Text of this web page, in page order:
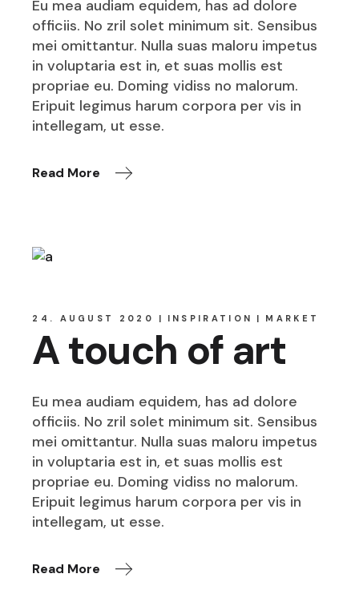
Eu mea audiam equidem, has ad dolore
officiis. No zril solet minimum sit. Sensibus
mei omittantur. Nulla suas maloru impetus
in voluptaria est in, et suas mollis est
propriae eu. Doming vidiss no malorum.
Eripuit legimus harum corpora per vis in
intellegam, ut esse.
Read More
24. AUGUST 2020 INSPIRATION MARKET
A touch of art
Eu mea audiam equidem, has ad dolore
officiis. No zril solet minimum sit. Sensibus
mei omittantur. Nulla suas maloru impetus
in voluptaria est in, et suas mollis est
propriae eu. Doming vidiss no malorum.
Eripuit legimus harum corpora per vis in
intellegam, ut esse.
Read More